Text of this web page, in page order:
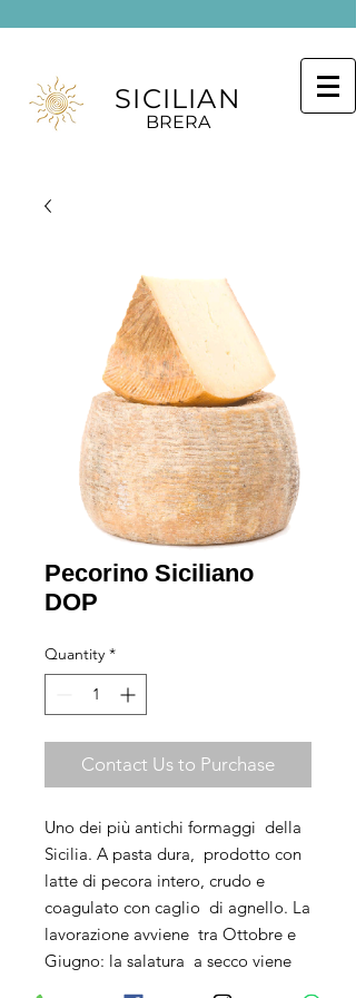
SICILIAN
BRERA
Pecorino Siciliano
DOP
Quantity *
Contact Us to Purchase
Uno dei più antichi formaggi  della
Sicilia. A pasta dura,  prodotto con
latte di pecora intero, crudo e
coagulato con caglio  di agnello. La
lavorazione avviene  tra Ottobre e
Giugno: la salatura  a secco viene